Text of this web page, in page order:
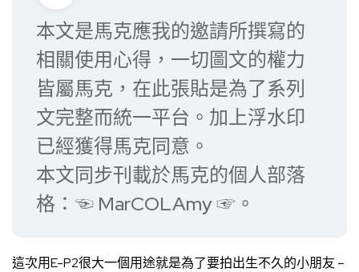
本文是馬克應我的邀請所撰寫的
相關使用心得，一切圖文的權力
皆屬馬克，在此張貼是為了系列
文完整而統一平台。加上浮水印
已經獲得馬克同意。
本文同步刊載於馬克的個人部落
格： ☜ MarCOLAmy ☞ 。
這次用E-P2很大一個用途就是為了要拍出生不久的小朋友 –